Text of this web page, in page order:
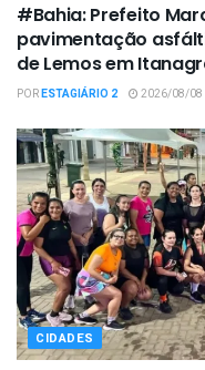
#Bahia: Prefeito
pavimentação
de Lemos em
PORESTAGIÁRIO 2 2026/08/08
CIDADES